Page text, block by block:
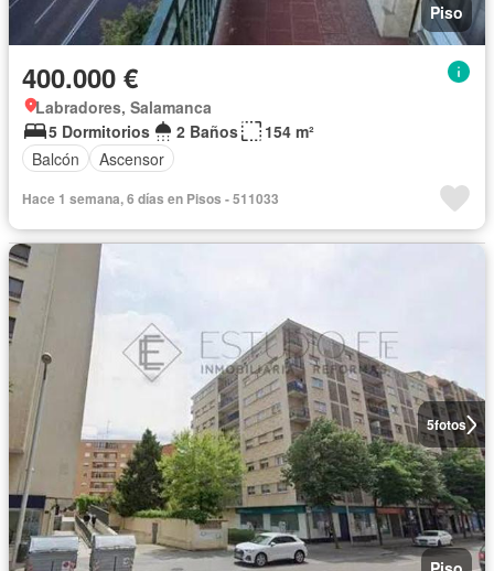
Piso
400.000 €
Labradores, Salamanca
5 Dormitorios
2 Baños
154 m²
Balcón
Ascensor
Hace 1 semana, 6 días en Pisos - 511033
5fotos